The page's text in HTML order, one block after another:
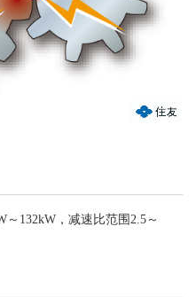
132kW，减速比范围2.5～